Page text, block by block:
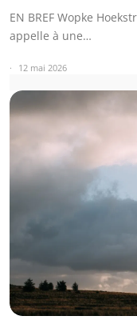
EN BREF Wopke
appelle à une…
12 mai 2026